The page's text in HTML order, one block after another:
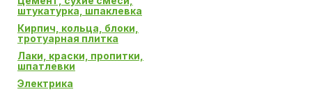
штукатурка, шпаклевка
Кирпич, кольца, блоки,
тротуарная плитка
Лаки, краски, пропитки,
шпатлевки
Электрика